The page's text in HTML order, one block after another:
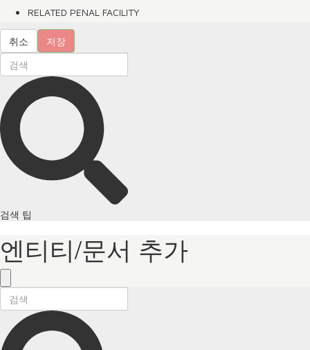
RELATED PENAL FACILITY
취소 저장
검색 팁
엔티티/문서 추가